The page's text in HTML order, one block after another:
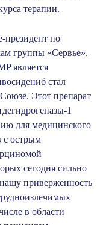
терапии.
президент по
группы «Сервье»,
является
стал
Этот препарат
1
для медицинского
с острым
сегодня сильно
приверженность
в области